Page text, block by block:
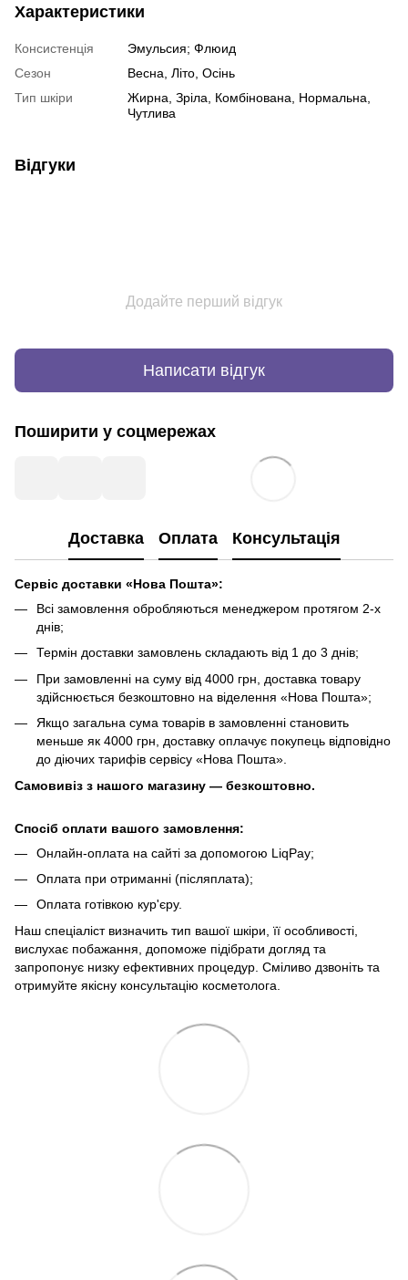
Характеристики
Консистенція
Эмульсия; Флюид
Сезон
Весна, Літо, Осінь
Тип шкіри
Жирна, Зріла, Комбінована, Нормальна,
Чутлива
Відгуки
Додайте перший відгук
Написати відгук
Поширити у соцмережах
Доставка Оплата Консультація
Сервіс доставки «Нова Пошта»:
Всі замовлення обробляються менеджером протягом 2-х
днів;
Термін доставки замовлень складають від 1 до 3 днів;
При замовленні на суму від 4000 грн, доставка товару
здійснюється безкоштовно на віделення «Нова Пошта»;
Якщо загальна сума товарів в замовленні становить
меньше як 4000 грн, доставку оплачує покупець відповідно
до діючих тарифів сервісу «Нова Пошта».
Самовивіз з нашого магазину — безкоштовно.
Спосіб оплати вашого замовлення:
Онлайн-оплата на сайті за допомогою LiqPay;
Оплата при отриманні (післяплата);
Оплата готівкою кур'єру.
Наш спеціаліст визначить тип вашої шкіри, її особливості,
вислухає побажання, допоможе підібрати догляд та
запропонує низку ефективних процедур. Сміливо дзвоніть та
отримуйте якісну консультацію косметолога.